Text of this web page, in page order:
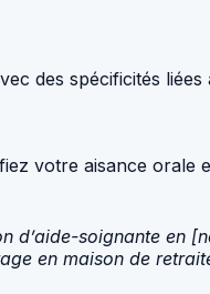
des spécificités
votre aisance orale
soignante en
en maison de